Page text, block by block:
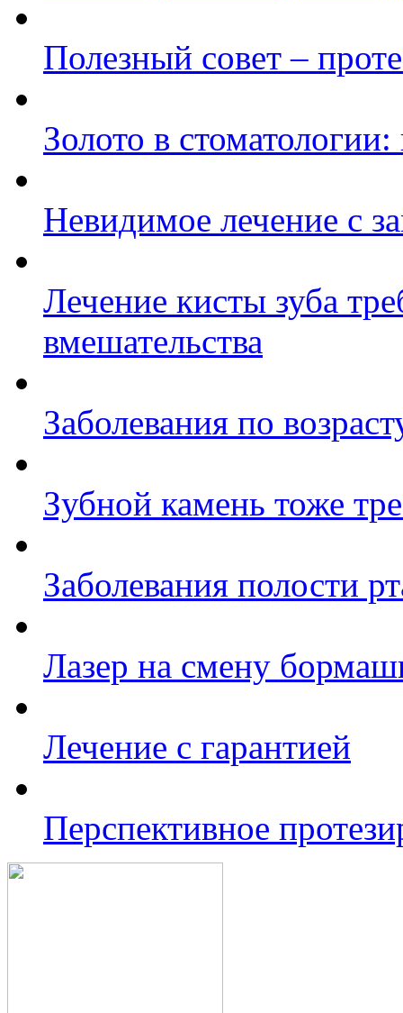
Полезный совет –
Золото в
Невидимое лечение с
Лечение кисты зуба
вмешательства
Заболевания по
Зубной камень тоже
Заболевания полости
Лазер на смену
Лечение с гарантией
Перспективное